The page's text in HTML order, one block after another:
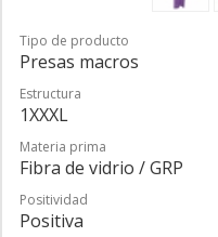
Tipo de producto
Presas macros
Estructura
1XXXL
Materia prima
Fibra de vidrio / GRP
Positividad
Positiva